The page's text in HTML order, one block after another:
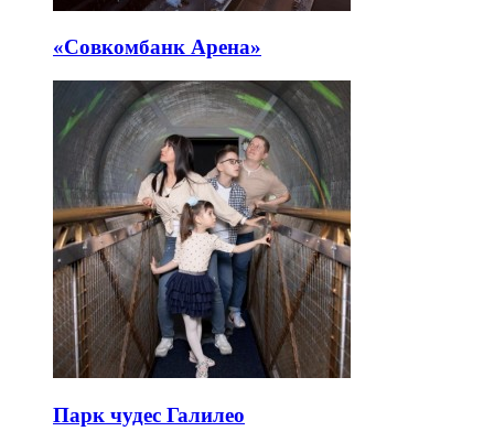
«Совкомбанк Арена⁠»
Парк чудес Галилео